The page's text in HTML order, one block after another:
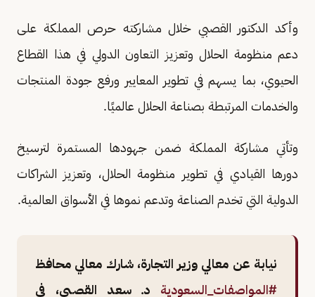
وأكد الدكتور القصبي خلال مشاركته حرص المملكة على
دعم منظومة الحلال وتعزيز التعاون الدولي في هذا القطاع
الحيوي، بما يسهم في تطوير المعايير ورفع جودة المنتجات
والخدمات المرتبطة بصناعة الحلال عالميًا.
وتأتي مشاركة المملكة ضمن جهودها المستمرة لترسيخ
دورها القيادي في تطوير منظومة الحلال، وتعزيز الشراكات
الدولية التي تخدم الصناعة وتدعم نموها في الأسواق العالمية.
نيابة عن معالي وزير التجارة، شارك معالي محافظ
#المواصفات_السعودية د. سعد القصبي، في